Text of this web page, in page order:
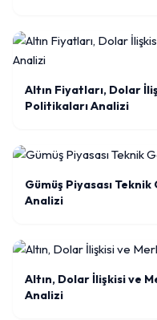
Altın Fiyatları, Dolar
Politikaları Analizi
Gümüş Piyasası
Analizi
Altın, Dolar İlişkisi ve
Analizi